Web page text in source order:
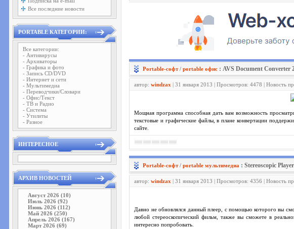
Все последние новости
PORTABLE КАТЕГОРИИ:
Все категории:
- Антивирусы
- Архиваторы
- Графика и фото
- Запись CD/DVD
- Интернет и сети
- Мультимедиа
- Переводчики/Словари
- Офис/Текст
- ТВ и Радио
- Система
- Утилиты
- Разное
ИНТЕРЕСНОЕ
АРХИВ НОВОСТЕЙ
Август 2026 (10)
Июль 2026 (92)
Июнь 2026 (112)
Май 2026 (250)
Апрель 2026 (167)
Март 2026 (69)
Portable-софт/ portable офис : AVS Document Converter
автор: windzax | 31 января 2013 | Просмотров: 4478 | Новость
Мощная программа способная дать вам возможность
текстовые и графические файлы, в плане конвертации
сайте.
Portable-софт/ portable мультимедиа : Stereoscopic
автор: windzax | 31 января 2013 | Просмотров: 4356 | Новость
Давно не обновлялся данный плеер, с помощью которого вы
любой стереоскопический фильм, также вы сможете в
интересно попробовать.